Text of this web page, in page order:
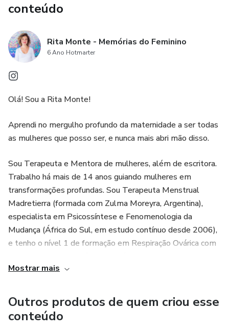
conteúdo
Rita Monte - Memórias do Feminino
6 Ano Hotmarter
Olá! Sou a Rita Monte!
Aprendi no mergulho profundo da maternidade a ser todas
as mulheres que posso ser, e nunca mais abri mão disso.
Sou Terapeuta e Mentora de mulheres, além de escritora.
Trabalho há mais de 14 anos guiando mulheres em
transformações profundas. Sou Terapeuta Menstrual
Madretierra (formada com Zulma Moreyra, Argentina),
especialista em Psicossíntese e Fenomenologia da
Mudança (África do Sul, em estudo contínuo desde 2006),
e tenho o nível 1 de formação em Respiração Ovárica com
ofereço formações e supervisão para profissionais
vida.
+ De 2016 até hoje, falei em diversas reportagens como
Mostrar mais
Outros produtos de quem criou esse
conteúdo